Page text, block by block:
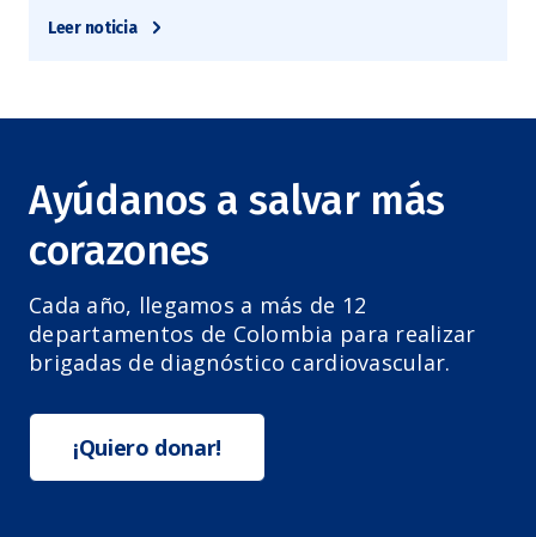
Leer noticia
Ayúdanos a salvar más
corazones
Cada año, llegamos a más de 12
departamentos de Colombia para realizar
brigadas de diagnóstico cardiovascular.
¡Quiero donar!